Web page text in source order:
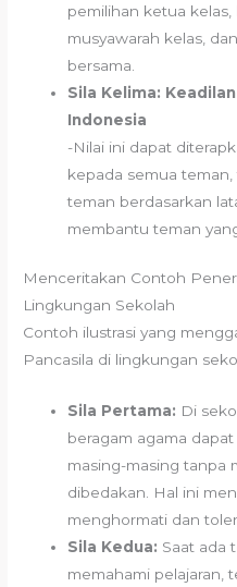
pemilihan ketua kelas,
musyawarah kelas,
bersama.
Sila Kelima:
Indonesia
-Nilai ini dapat
kepada semua
teman berdasarkan
membantu teman
Menceritakan Contoh
Lingkungan Sekolah
Contoh ilustrasi yang
Pancasila di lingkungan
Sila Pertama: Di
beragam agama
masing-masing tanpa
dibedakan. Hal ini
menghormati dan
Sila Kedua: Saat ada
memahami pelajaran,